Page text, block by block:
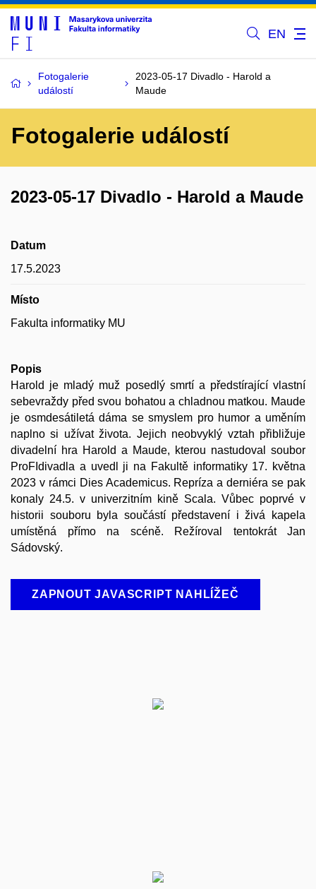
EN
Fotogalerie
událostí
2023-05-17 Divadlo - Harold a
Maude
Fotogalerie událostí
2023-05-17 Divadlo - Harold a Maude
Datum
17.5.2023
Místo
Fakulta informatiky MU
Popis
Harold je mladý muž posedlý smrtí a předstírající vlastní
sebevraždy před svou bohatou a chladnou matkou. Maude
je osmdesátiletá dáma se smyslem pro humor a uměním
naplno si užívat života. Jejich neobvyklý vztah přibližuje
divadelní hra Harold a Maude, kterou nastudoval soubor
ProFIdivadla a uvedl ji na Fakultě informatiky 17. května
2023 v rámci Dies Academicus. Repríza a derniéra se pak
konaly 24.5. v univerzitním kině Scala. Vůbec poprvé v
historii souboru byla součástí představení i živá kapela
umístěná přímo na scéně. Režíroval tentokrát Jan
Sádovský.
ZAPNOUT JAVASCRIPT NAHLÍŽEČ